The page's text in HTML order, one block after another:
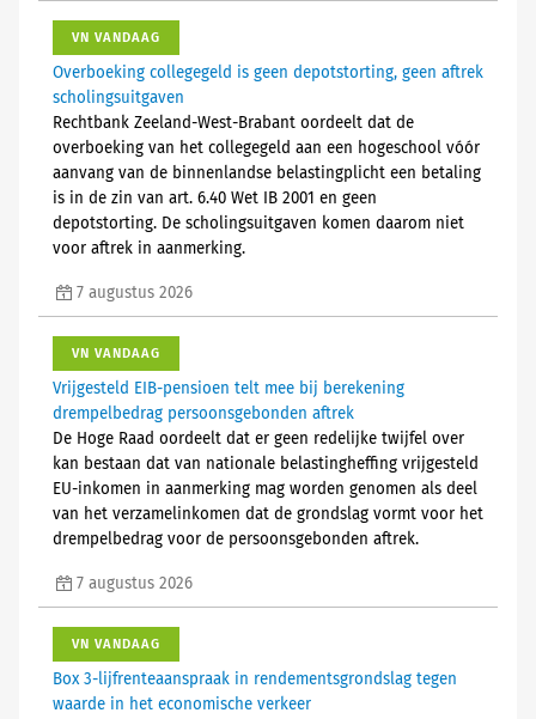
VN VANDAAG
Overboeking collegegeld is geen depotstorting, geen aftrek
scholingsuitgaven
Rechtbank Zeeland-West-Brabant oordeelt dat de
overboeking van het collegegeld aan een hogeschool vóór
aanvang van de binnenlandse belastingplicht een betaling
is in de zin van art. 6.40 Wet IB 2001 en geen
depotstorting. De scholingsuitgaven komen daarom niet
voor aftrek in aanmerking.
7 augustus 2026
VN VANDAAG
Vrijgesteld EIB-pensioen telt mee bij berekening
drempelbedrag persoonsgebonden aftrek
De Hoge Raad oordeelt dat er geen redelijke twijfel over
kan bestaan dat van nationale belastingheffing vrijgesteld
EU-inkomen in aanmerking mag worden genomen als deel
van het verzamelinkomen dat de grondslag vormt voor het
drempelbedrag voor de persoonsgebonden aftrek.
7 augustus 2026
VN VANDAAG
Box 3-lijfrenteaanspraak in rendementsgrondslag tegen
waarde in het economische verkeer